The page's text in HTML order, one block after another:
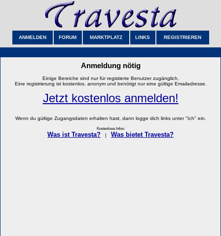
ANMELDEN FORUM MARKTPLATZ LINKS REGISTRIEREN
Anmeldung nötig
Einige Bereiche sind nur für registierte Benutzer zugänglich.
Eine registrierung ist kostenlos, anonym und benötigt nur eine gültige Emailadresse.
Jetzt kostenlos anmelden!
Wenn du gültige Zugangsdaten erhalten hast, dann logge dich links unter "Ich" ein.
Kostenlose Infos:
Was ist Travesta? Was bietet Travesta?